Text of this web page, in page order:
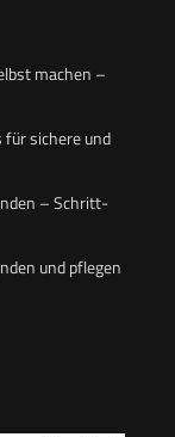
machen –
sichere und
– Schritt-
und pflegen